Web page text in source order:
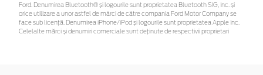
Ford. Denumirea Bluetooth® și logourile sunt proprietatea Bluetooth SIG, Inc. și
orice utilizare a unor astfel de mărci de către compania Ford Motor Company se
face sub licență. Denumirea iPhone/iPod și logourile sunt proprietatea Apple Inc.
Celelalte mărci și denumiri comerciale sunt deținute de respectivii proprietari